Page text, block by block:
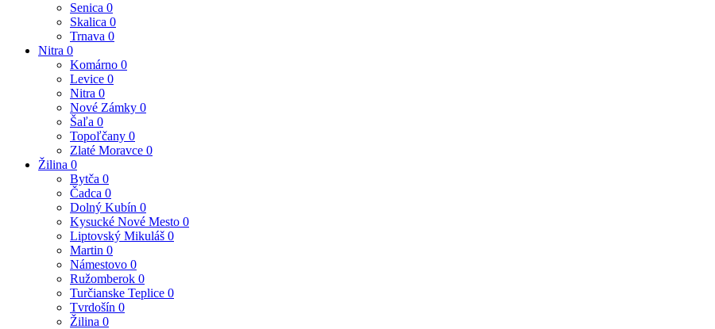
Senica 0
Skalica 0
Trnava 0
Nitra 0
Komárno 0
Levice 0
Nitra 0
Nové Zámky 0
Šaľa 0
Topoľčany 0
Zlaté Moravce 0
Žilina 0
Bytča 0
Čadca 0
Dolný Kubín 0
Kysucké Nové Mesto 0
Liptovský Mikuláš 0
Martin 0
Námestovo 0
Ružomberok 0
Turčianske Teplice 0
Tvrdošín 0
Žilina 0